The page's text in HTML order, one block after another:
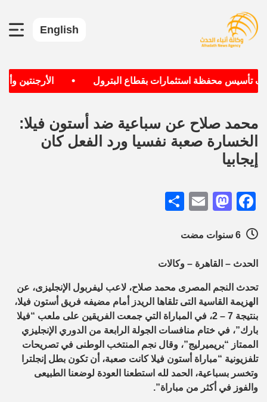
English
تأسيس محفظة استثمارات بقطاع البترول الأرجنتين
محمد صلاح عن سباعية ضد أستون فيلا:
الخسارة صعبة نفسيا ورد الفعل كان
إيجابيا
Facebook
Mastodon
Email
الحدث – القاهرة – وكالات
تحدث النجم المصرى محمد صلاح، لاعب ليفربول الإنجليزى، عن
الهزيمة القاسية التى تلقاها الريدز أمام مضيفه فريق أستون فيلا،
بنتيجة 7 – 2، في المباراة التي جمعت الفريقين على ملعب “فيلا
بارك”، في ختام منافسات الجولة الرابعة من الدوري الإنجليزي
الممتاز “بريميرليج”، وقال نجم المنتخب الوطنى في تصريحات
تلفزيونية “مباراة أستون فيلا كانت صعبة، أن تكون بطل إنجلترا
وتخسر بسباعية، الحمد لله استطعنا العودة لوضعنا الطبيعى
والفوز في أكثر من مباراة”.